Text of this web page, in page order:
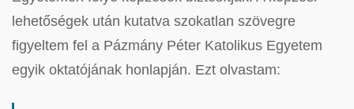
lehetőségek után kutatva szokatlan szövegre
figyeltem fel a Pázmány Péter Katolikus Egyetem
egyik oktatójának honlapján. Ezt olvastam: